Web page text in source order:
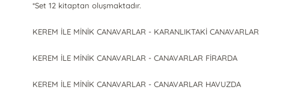
*Set 12 kitaptan oluşmaktadır.
KEREM İLE MİNİK CANAVARLAR - KARANLIKTAKİ CANAVARLAR
KEREM İLE MİNİK CANAVARLAR - CANAVARLAR FİRARDA
KEREM İLE MİNİK CANAVARLAR - CANAVARLAR HAVUZDA